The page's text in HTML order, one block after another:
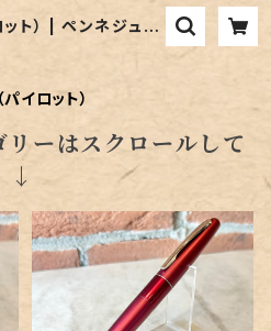
ト） | ペンネジュー
イロット）
ーはスクロールして
↓